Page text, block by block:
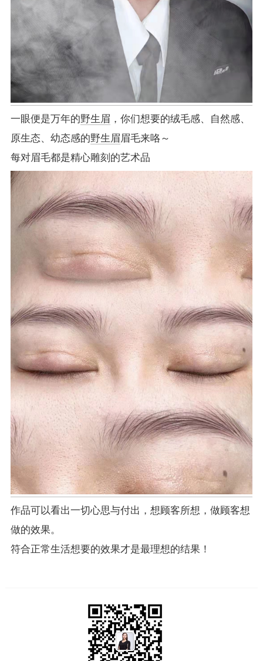
一眼便是万年的野生眉 ，你们想要的绒毛感、自然感、
原生态、幼态感的野生眉眉毛来咯～
每对眉毛都是精心雕刻的艺术品
作品可以看出一切心思与付出，想顾客所想，做顾客想
做的效果。
符合正常生活想要的效果才是最理想的结果！